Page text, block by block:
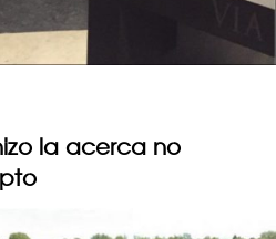
la acerca no